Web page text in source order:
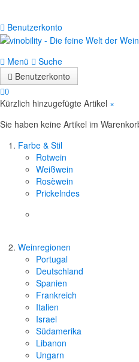
Benutzerkonto
Menü
Suche
Benutzerkonto
0
Kürzlich hinzugefügte Artikel ×
Sie haben keine Artikel im
Farbe & Stil
Rotwein
Weißwein
Rosèwein
Prickelndes
Weinregionen
Portugal
Deutschland
Spanien
Frankreich
Italien
Israel
Südamerika
Libanon
Ungarn